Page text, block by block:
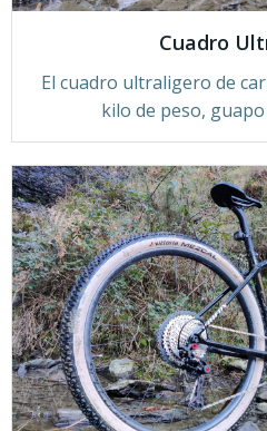
Cuadro
El cuadro ultraligero de
kilo de peso,